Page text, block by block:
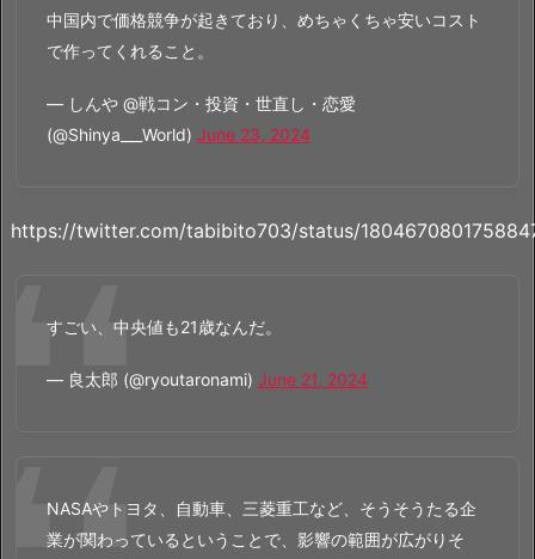
中国内で価格競争が起きており、めちゃくちゃ安いコスト
で作ってくれること。
— しんや @戦コン・投資・世直し・恋愛
(@Shinya___World) June 23, 2024
https://twitter.com/tabibito703/status/
すごい、中央値も21歳なんだ。
— 良太郎 (@ryoutaronami) June 21, 2024
NASAやトヨタ、自動車、三菱重工など、そうそうたる企
業が関わっているということで、影響の範囲が広がりそ